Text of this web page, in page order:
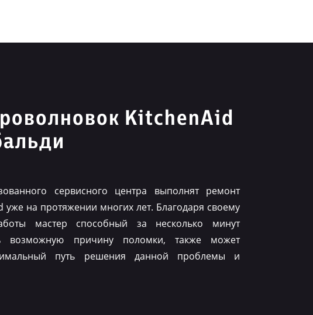
KitchenAid
сервисного центра выполнят ремонт
уже на протяжении многих лет. Благодаря своему
мастер способный за несколько минут
возможную причину поломки, также может
путь решения данной проблемы и